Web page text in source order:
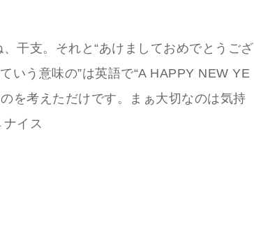
干支。それと“あけましておめでとうござ
いう意味の”は英語で“A HAPPY NEW YE
を考えただけです。まぁ大切なのは気持
イス